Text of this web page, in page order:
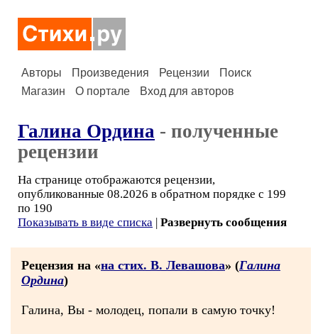
Авторы Произведения Рецензии
Поиск
Магазин
О портале Вход для авторов
Галина Ордина - полученные
рецензии
На странице отображаются рецензии,
опубликованные 08.2026 в обратном порядке с 199
по 190
Показывать в виде списка | Развернуть сообщения
Рецензия на «на стих. В. Левашова» (Галина
Ордина)
Галина, Вы - молодец, попали в самую точку!